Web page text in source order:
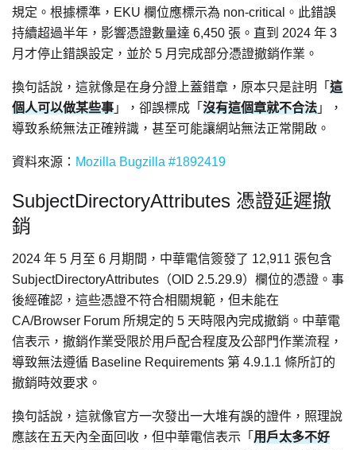
規定。根據標準，EKU 欄位應標示為 non-critical。此錯誤
持續超過半年，影響憑證數量達 6,450 張。直到 2024 年 3
月才停止錯誤設定，並於 5 月完成部分憑證撤銷作業。
換句話說，這就像是在身分證上蓋錯章，原本只是註明「 這
個人可以做某些事 」，卻誤標成「 沒有這個章就不合法 」，
導致系統無法正確辨識，甚至可能讓網站無法正常開啟。
資料來源： Mozilla Bugzilla #1892419
SubjectDirectoryAttributes 憑證延遲撤
銷
2024 年 5 月至 6 月期間，中華電信簽發了 12,911 張包含
SubjectDirectoryAttributes（OID 2.5.29.9）欄位的憑證。事
後經確認，這些憑證不符合相關規範，但未能在
CA/Browser Forum 所規定的 5 天時限內完成撤銷。中華電
信表示，撤銷作業受限於用戶配合程度及公部門作業流程，
導致無法遵循 Baseline Requirements 第 4.9.1.1 條所訂的
撤銷時效要求。
換句話說，這就像官方一次發出一大堆有誤的證件，照理說
應該在五天內全面回收，但中華電信表示「 用戶太多不好